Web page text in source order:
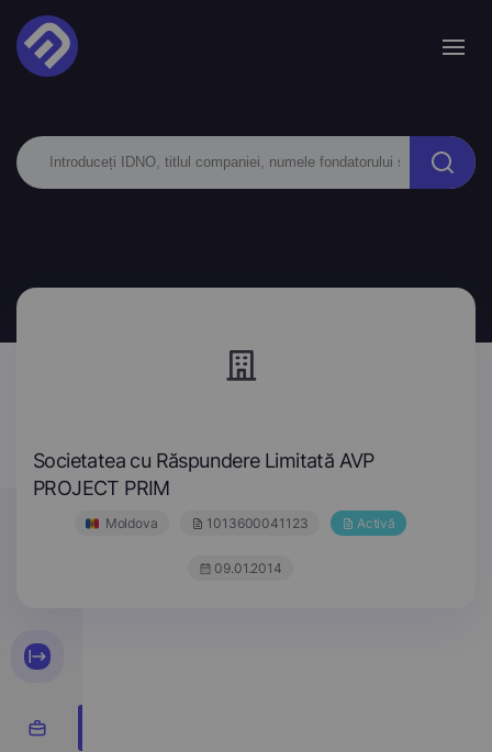
Societatea cu Răspundere Limitată AVP
PROJECT PRIM
Moldova 1013600041123 Activă
09.01.2014